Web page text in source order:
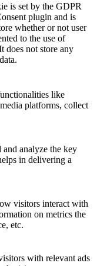
is set by the GDPR
plugin and is
whether or not user
to the use of
does not store any
like
platforms, collect
and analyze the key
in delivering a
visitors interact with
on metrics the
etc.
with relevant ads